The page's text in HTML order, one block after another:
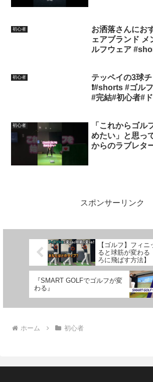
初心者
お洒落さんにお
ェアブランド
ルフウェア
ゴルフ
初心者
テッペイの3球
❗️#shorts #ゴル
#完結#初心者#
いします #ユウ
初心者
「これからゴル
めたい」と思
からのラブレタ
スポンサーリンク
【ゴルフ】フィ
ると球筋が変わる
ろに飛ばす方法】
『SMART GOLFでゴルフが変
わる』
ホーム 初心者